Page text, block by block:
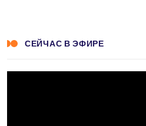
СЕЙЧАС В ЭФИРЕ